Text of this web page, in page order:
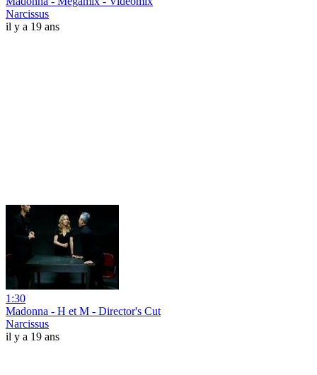
Narcissus
il y a 19 ans
1:30
Madonna - H et M - Director's Cut
Narcissus
il y a 19 ans